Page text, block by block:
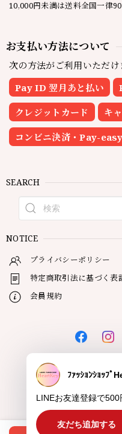
10,000円未満は送料全国一律
お支払い方法について
次の方法がご利用いただけ
Pay ID 翌月あと払い
クレジットカード キ
コンビニ決済・Pay-easy
SEARCH
NOTICE
プライバシーポリシー
特定商取引法に基づく表
会員規約
©